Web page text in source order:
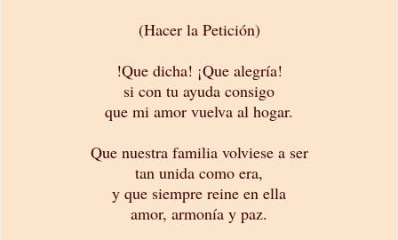
(Hacer la Petición)
!Que dicha! ¡Que alegría!
si con tu ayuda consigo
que mi amor vuelva al hogar.
Que nuestra familia volviese a ser
tan unida como era,
y que siempre reine en ella
amor, armonía y paz.